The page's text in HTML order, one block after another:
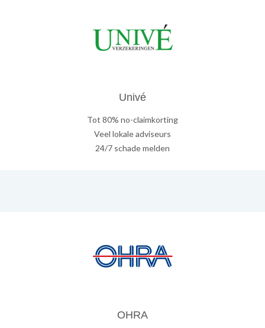
Univé
Tot 80% no-claimkorting
Veel lokale adviseurs
24/7 schade melden
OHRA